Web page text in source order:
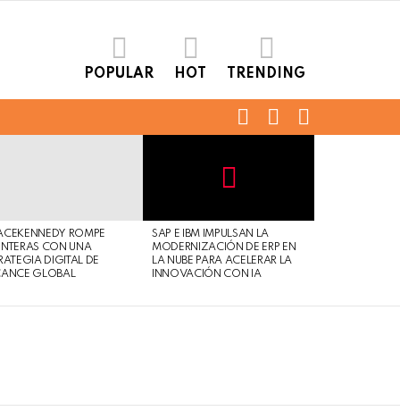
POPULAR HOT TRENDING
FOLLOWSEARCH
ROMPE
CON UNA
DIGITAL DE
GLOBAL
Safe
For
Work
view
this
post
SAP E IBM IMPULSAN LA
MODERNIZACIÓN DE ERP EN
LA NUBE PARA ACELERAR LA
INNOVACIÓN CON IA